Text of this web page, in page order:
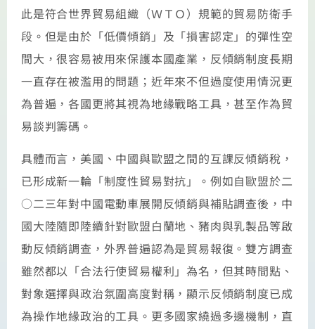
此是符合世界貿易組織（ＷＴＯ）規範的貿易防衛手
段。但是由於「低價傾銷」及「損害認定」的彈性空
間大，很容易被用來保護本國產業，反傾銷制度長期
一直存在被濫用的問題；近年來不但過度使用情況更
為普遍，各國更將其視為地緣戰略工具，甚至作為貿
易談判籌碼。
具體而言，美國、中國與歐盟之間的互課反傾銷稅，
已形成新一輪「制度性貿易對抗」。例如自歐盟於二
○二三年對中國電動車展開反傾銷與補貼調查後，中
國大陸隨即陸續針對歐盟白蘭地、豬肉與乳製品等啟
動反傾銷調查，外界普遍認為是貿易報復。雙方調查
雖然都以「合法行使貿易權利」為名，但其時間點、
對象選擇與政治氛圍高度對稱，顯示反傾銷制度已成
為操作地緣政治的工具。更多國家繞過多邊機制，直